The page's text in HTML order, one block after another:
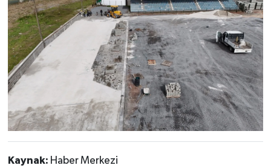
Kaynak: Haber Merkezi